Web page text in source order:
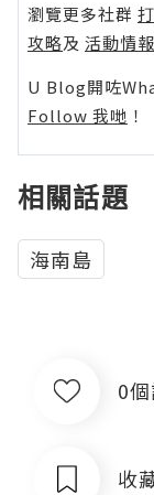
瀏覽更多社群
攻略及 活動情報
U Blog開咗
Follow 我哋 ！
相關話題
海南島
0
收